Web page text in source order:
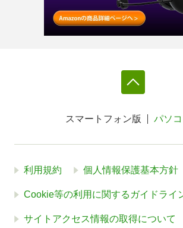
利用規約 個人情報保護基本方針
Cookie等の利用に関するガイドライン